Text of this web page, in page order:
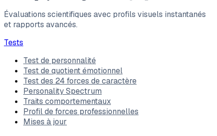
Évaluations scientifiques avec profils visuels instantanés
et rapports avancés.
Tests
Test de personnalité
Test de quotient émotionnel
Test des 24 forces de caractère
Personality Spectrum
Traits comportementaux
Profil de forces professionnelles
Mises à jour